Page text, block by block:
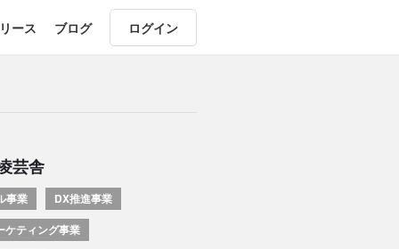
ース ブログ ログイン
芸舎
事業
DX推進事業
ケティング事業